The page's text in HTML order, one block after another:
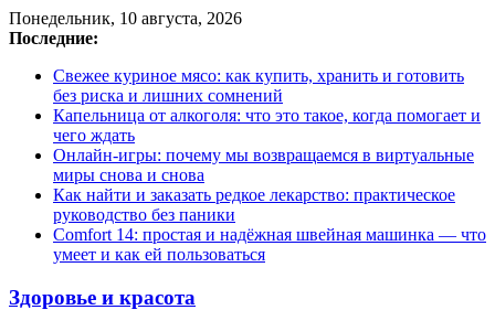
Понедельник, 10 августа, 2026
Последние:
Свежее куриное мясо: как купить, хранить и готовить
без риска и лишних сомнений
Капельница от алкоголя: что это такое, когда помогает и
чего ждать
Онлайн-игры: почему мы возвращаемся в виртуальные
миры снова и снова
Как найти и заказать редкое лекарство: практическое
руководство без паники
Comfort 14: простая и надёжная швейная машинка — что
умеет и как ей пользоваться
Здоровье и красота